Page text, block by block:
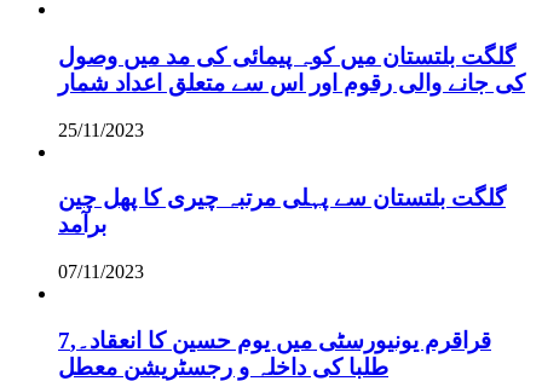
گلگت بلتستان میں کوہ پیمائی کی مد میں وصول
کی جانے والی رقوم اور اس سے متعلق اعداد شمار
25/11/2023
گلگت بلتستان سے پہلی مرتبہ چیری کا پھل چین
برآمد
07/11/2023
قراقرم یونیورسٹی میں یوم حسین کا انعقاد۔,7
طلبا کی داخلہ و رجسٹریشن معطل